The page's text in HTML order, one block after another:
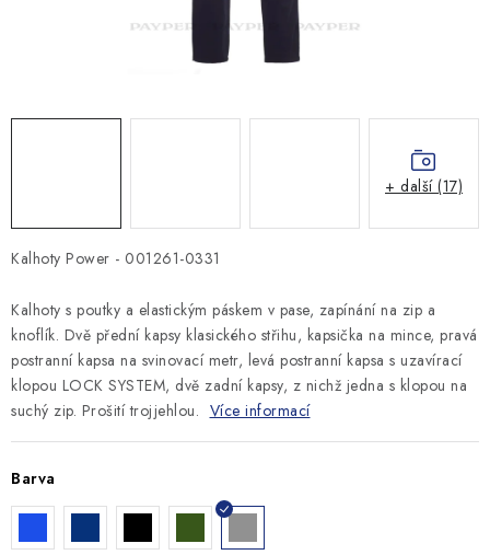
Velkoobchod O nás Kontakty
Náhradní plnění
Kalhoty Power - 001261-0331
Kalhoty s poutky a elastickým páskem v pase, zapínání na zip a
knoflík. Dvě přední kapsy klasického střihu, kapsička na mince, pravá
postranní kapsa na svinovací metr, levá postranní kapsa s uzavírací
klopou LOCK SYSTEM, dvě zadní kapsy, z nichž jedna s klopou na
suchý zip. Prošití trojjehlou. Více informací
Barva
+ další (17)